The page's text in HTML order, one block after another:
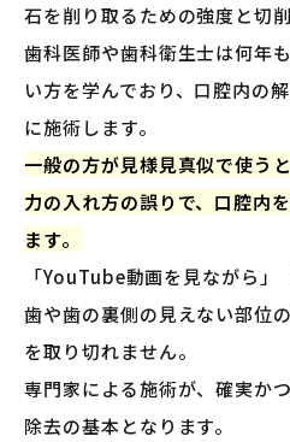
石を削り取るための強度と切
歯科医師や歯科衛生士は何年
い方を学んでおり、口腔内の
に施術します。
一般の方が見様見真似で使う
力の入れ方の誤りで、口腔内
ます。
「YouTube動画を見ながら
歯や歯の裏側の見えない部位
を取り切れません。
専門家による施術が、確実か
除去の基本となります。